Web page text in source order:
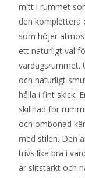
mitt i rummet
den komplettera
som höjer
ett naturligt val
vardagsrummet.
och naturligt
hålla i fint skick.
skillnad för
och ombonad
med stilen. Den
trivs lika bra i
är slitstarkt och